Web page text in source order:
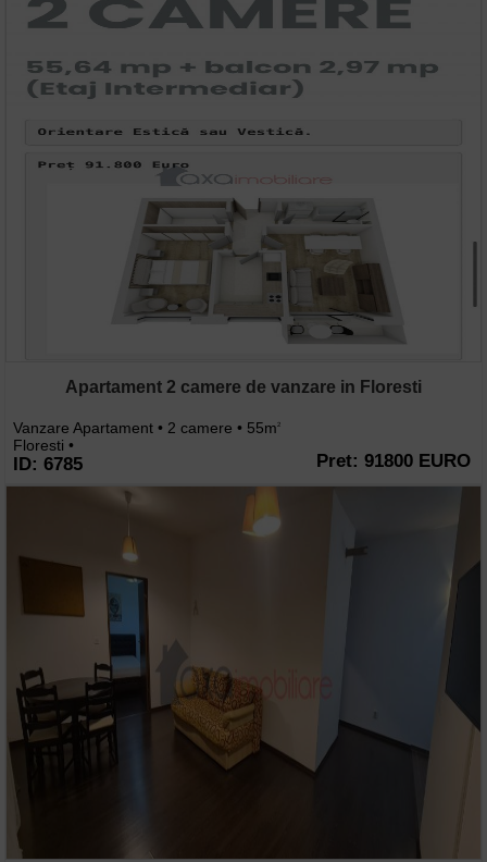
Apartament 2 camere de vanzare in Floresti
Vanzare Apartament • 2 camere • 55m2
Floresti •
ID: 6785 Pret: 91800 EURO